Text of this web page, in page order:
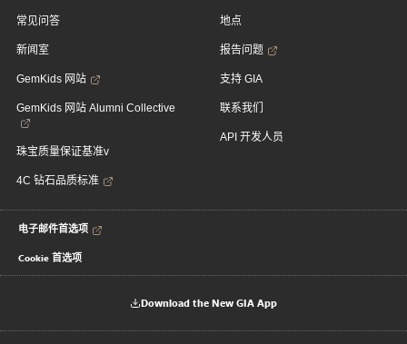
常见问答
新闻室
GemKids 网站
GemKids 网站 Alumni Collective
珠宝质量保证基准v
4C 钻石品质标准
地点
报告问题
支持 GIA
联系我们
API 开发人员
电子邮件首选项
Cookie 首选项
Download the New GIA App